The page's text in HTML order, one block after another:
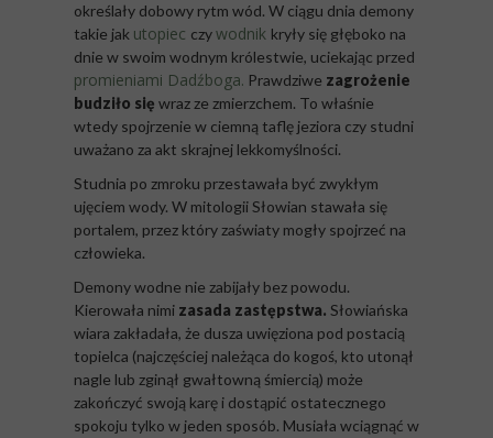
określały dobowy rytm wód. W ciągu dnia demony
takie jak utopiec czywodnik kryły się głęboko na
dnie w swoim wodnym królestwie, uciekając przed
promieniami Dadźboga. Prawdziwe zagrożenie
budziło się wraz ze zmierzchem. To właśnie
wtedy spojrzenie w ciemną taflę jeziora czy studni
uważano za akt skrajnej lekkomyślności.
Studnia po zmroku przestawała być zwykłym
ujęciem wody. W mitologii Słowian stawała się
portalem, przez który zaświaty mogły spojrzeć na
człowieka.
Demony wodne nie zabijały bez powodu.
Kierowała nimi zasada zastępstwa. Słowiańska
wiara zakładała, że dusza uwięziona pod postacią
topielca (najczęściej należąca do kogoś, kto utonął
nagle lub zginął gwałtowną śmiercią) może
zakończyć swoją karę i dostąpić ostatecznego
spokoju tylko w jeden sposób. Musiała wciągnąć w